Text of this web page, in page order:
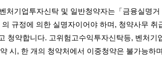
벤처기업투자신탁 및 일반청약자는「금융실명거
규정에 의한 실명자이어야 하며 , 청약사무 취
청약합니다. 고위험고수익투자신탁등, 벤처기
시 , 한 개의 청약처에서 이중청약은 불가능하며